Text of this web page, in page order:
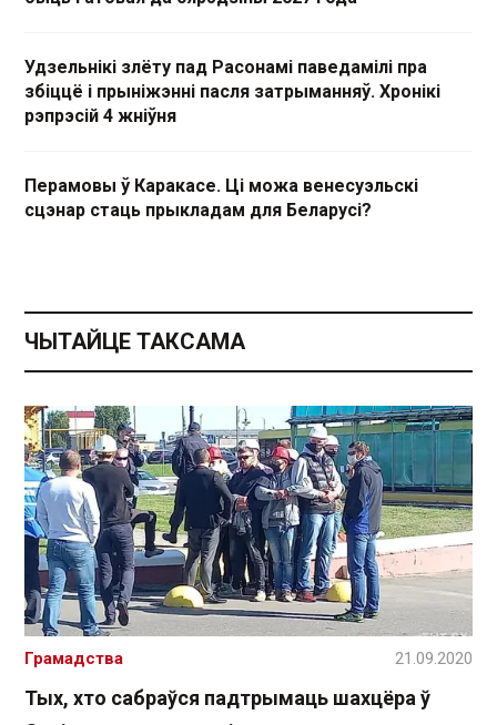
Удзельнікі злёту пад Расонамі паведамілі пра
збіццё і прыніжэнні пасля затрыманняў. Хронікі
рэпрэсій 4 жніўня
Перамовы ў Каракасе. Ці можа венесуэльскі
сцэнар стаць прыкладам для Беларусі?
ЧЫТАЙЦЕ ТАКСАМА
Тых, хто сабраўся падтрымаць шахцёра ў
Грамадства 21.09.2020